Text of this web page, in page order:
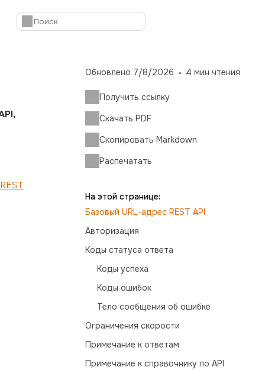
Обновлено 7/8/2026 4 мин чтения
Получить ссылку
Скачать PDF
Скопировать Markdown
Распечатать
На этой странице:
Базовый URL-адрес REST API
Авторизация
Коды статуса ответа
Коды успеха
Коды ошибок
Тело сообщения об ошибке
Ограничения скорости
Примечание к ответам
Примечание к справочнику по API